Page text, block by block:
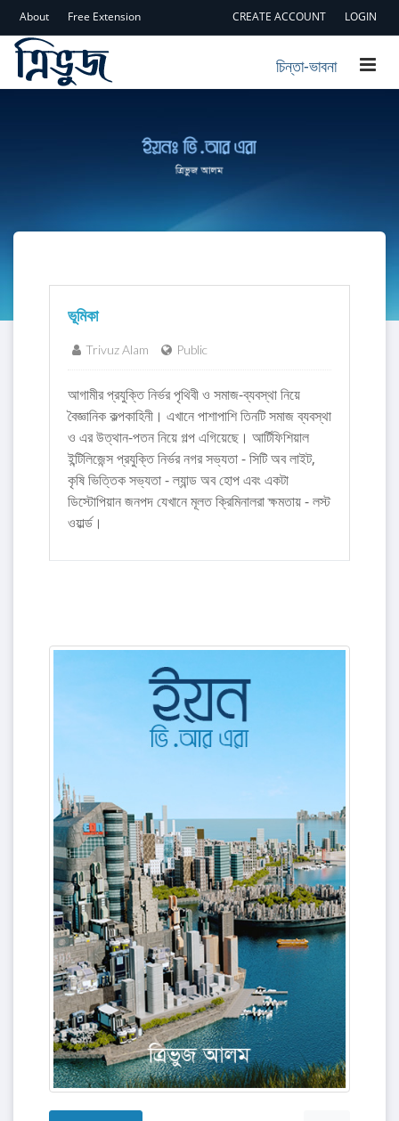
CREATE ACCOUNT LOGIN
About Free Extension
চিন্তা-ভাবনা
ভূমিকা
Trivuz Alam Public
আগামীর প্রযুক্তি নির্ভর পৃথিবী ও সমাজ-ব্যবস্থা নিয়ে
বৈজ্ঞানিক কল্পকাহিনী। এখানে পাশাপাশি তিনটি সমাজ ব্যবস্থা
ও এর উত্থান-পতন নিয়ে গল্প এগিয়েছে। আর্টিফিশিয়াল
ইন্টিলিজেন্স প্রযুক্তি নির্ভর নগর সভ্যতা - সিটি অব লাইট,
কৃষি ভিত্তিক সভ্যতা - ল্যান্ড অব হোপ এবং একটা
ডিস্টোপিয়ান জনপদ যেখানে মূলত ক্রিমিনালরা ক্ষমতায় - লস্ট
ওয়ার্ল্ড।